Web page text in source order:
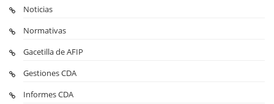
Noticias
Normativas
Gacetilla de AFIP
Gestiones CDA
Informes CDA